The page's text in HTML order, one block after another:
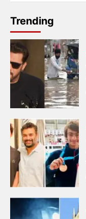
Trending